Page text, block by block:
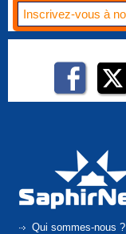
Qui sommes-nous ?